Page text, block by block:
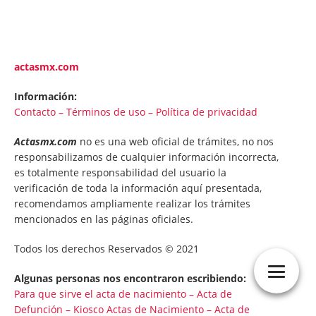
actasmx.com
Información:
Contacto – Términos de uso – Política de privacidad
Actasmx.com no es una web oficial de trámites, no nos
responsabilizamos de cualquier información incorrecta,
es totalmente responsabilidad del usuario la
verificación de toda la información aquí presentada,
recomendamos ampliamente realizar los trámites
mencionados en las páginas oficiales.
Todos los derechos Reservados © 2021
Algunas personas nos encontraron escribiendo:
Para que sirve el acta de nacimiento – Acta de
Defunción – Kiosco Actas de Nacimiento – Acta de